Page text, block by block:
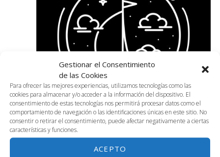
Gestionar el Consentimiento
de las Cookies
Para ofrecer las mejores experiencias, utilizamos tecnologías como las
cookies para almacenar y/o acceder a la información del dispositivo. El
consentimiento de estas tecnologías nos permitirá procesar datos como el
comportamiento de navegación o las identificaciones únicas en este sitio. No
consentir o retirar el consentimiento, puede afectar negativamente a ciertas
características y funciones.
ACEPTO
2.01. Mesa Redonda Polaris Mentoring
21 marzo, 2024 @ 10:00 am